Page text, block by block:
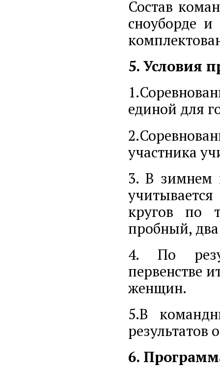
Состав
сноуборде
5. Условия
единой для
участника
3. В зимнем
кругов по
пробный,
4. По
первенстве
женщин.
5.В
6.